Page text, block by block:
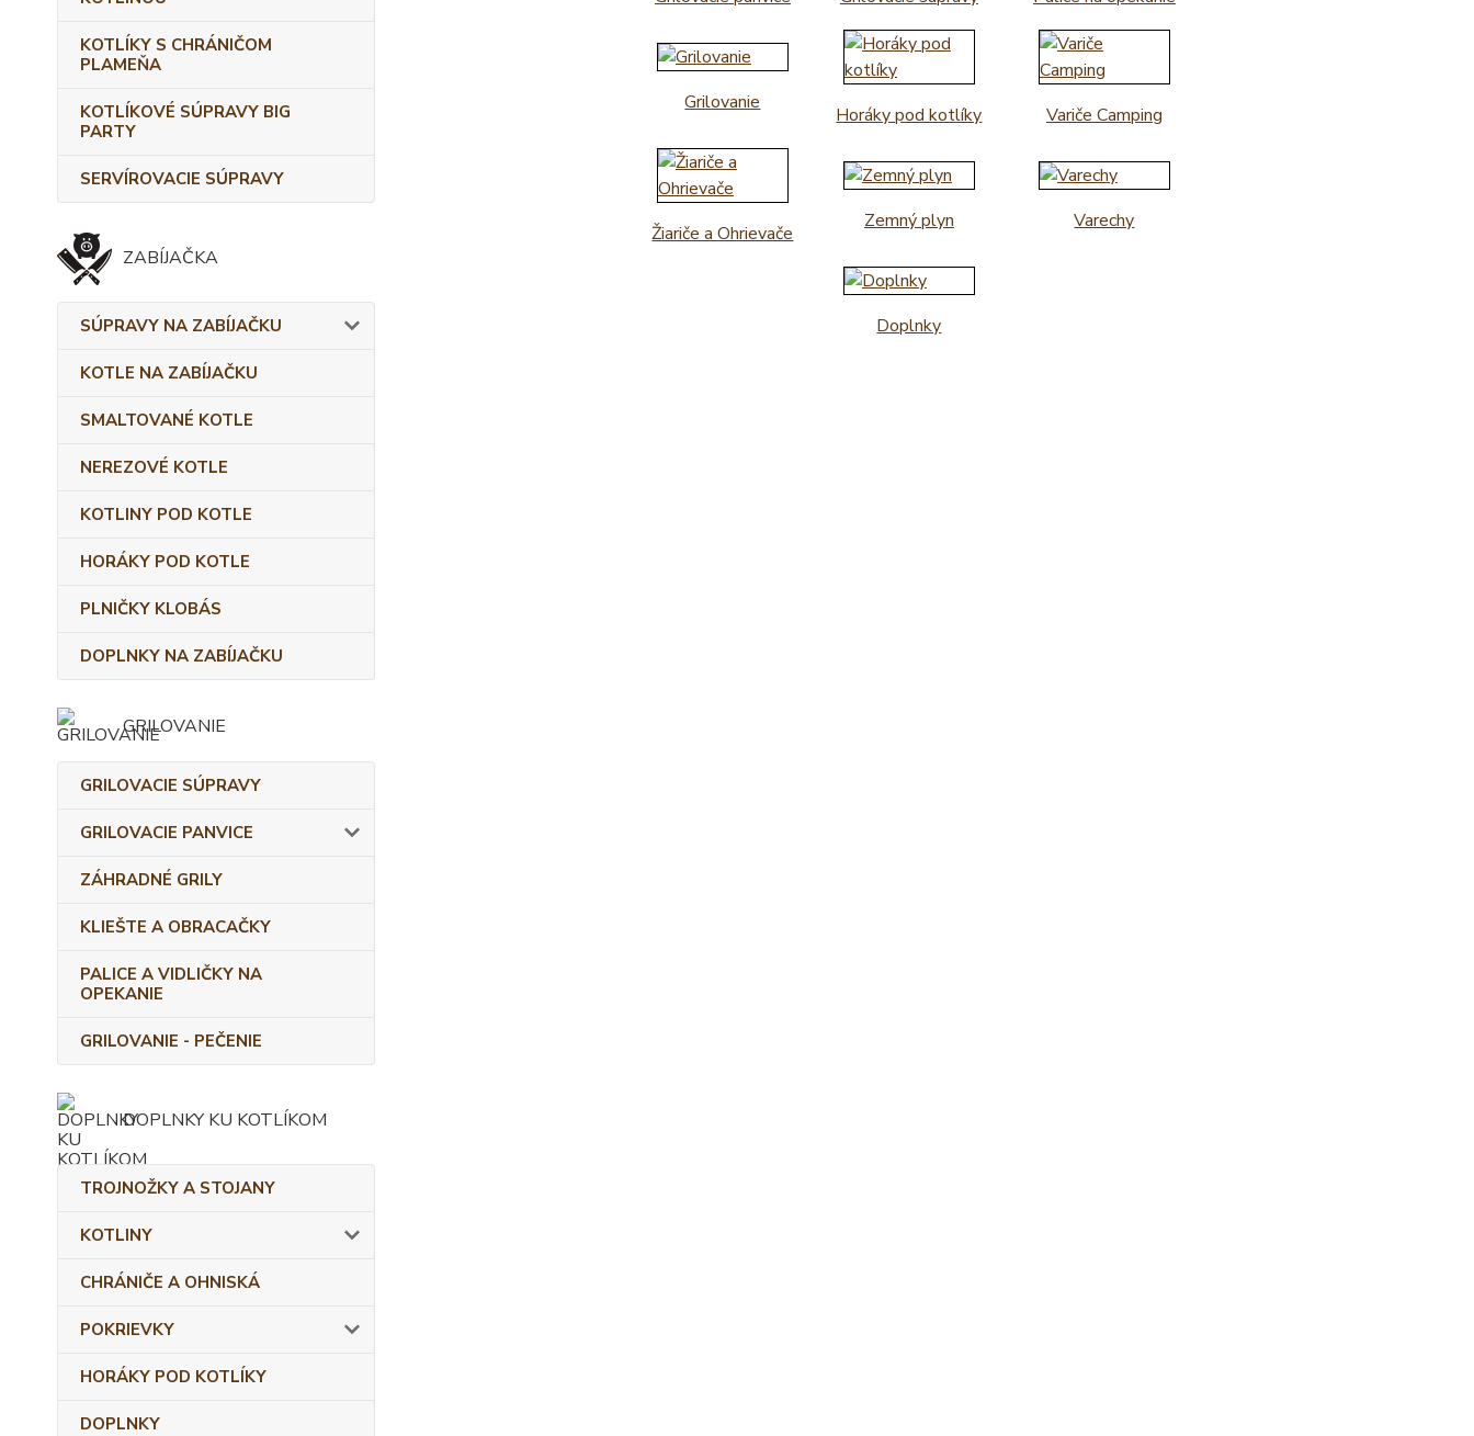
KOTLÍKY S CHRÁNIČOM
PLAMEŇA
KOTLÍKOVÉ SÚPRAVY BIG
PARTY
SERVÍROVACIE SÚPRAVY
ZABÍJAČKA
SÚPRAVY NA ZABÍJAČKU
KOTLE NA ZABÍJAČKU
SMALTOVANÉ KOTLE
NEREZOVÉ KOTLE
KOTLINY POD KOTLE
HORÁKY POD KOTLE
PLNIČKY KLOBÁS
DOPLNKY NA ZABÍJAČKU
GRILOVANIE
GRILOVACIE SÚPRAVY
GRILOVACIE PANVICE
ZÁHRADNÉ GRILY
KLIEŠTE A OBRACAČKY
PALICE A VIDLIČKY NA
OPEKANIE
GRILOVANIE - PEČENIE
DOPLNKY KU KOTLÍKOM
TROJNOŽKY A STOJANY
KOTLINY
CHRÁNIČE A OHNISKÁ
POKRIEVKY
HORÁKY POD KOTLÍKY
DOPLNKY
Grilovanie
Horáky pod kotlíky Variče Camping
Žiariče a Ohrievače
Zemný plyn Varechy
Doplnky